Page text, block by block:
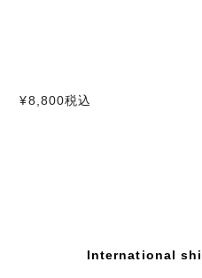
¥8,800税込
International